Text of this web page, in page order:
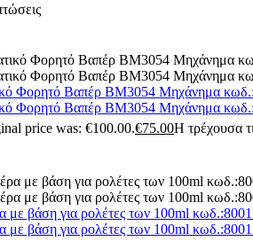
Φορητό Βαπέρ BM3054 Μηχάνημα
Φορητό Βαπέρ BM3054 Μηχάνημα
price was: €100.00.€75.00Η τρέχουσα
με βάση για ρολέτες των 100ml
με βάση για ρολέτες των 100ml